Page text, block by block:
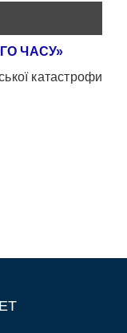
ЧАСУ»
катастрофи